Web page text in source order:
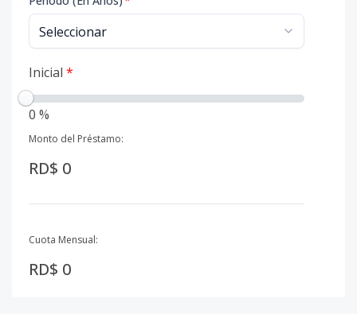
Inicial *
0 %
Monto del Préstamo:
RD$ 0
Cuota Mensual:
RD$ 0